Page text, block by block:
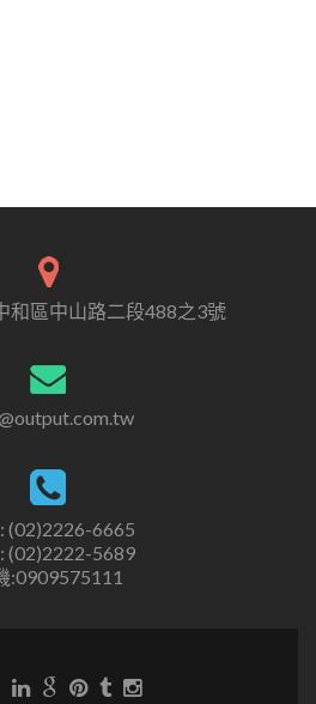
和區中山路二段488之3號
(02)2226-6665
(02)2222-5689
:0909575111